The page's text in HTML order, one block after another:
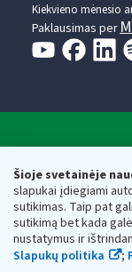
Šioje svetainėje
slapukai įdiegiami
sutikimas. Taip pat
sutikimą bet kada
nustatymus ir
Slapukų politika
;
Kiekvieno mėnesio
Paklausimas per
Respublikos
Biudžetinė įstaiga.
adresas: Vasario
vmi@vmi.lt, E.
Duomenys apie
Respublikos finansų